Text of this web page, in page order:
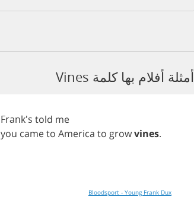
أمثلة أفلام بها كلمة Vines
Frank's told me
you cameto America to growvines.
Bloodsport - Young Frank Dux